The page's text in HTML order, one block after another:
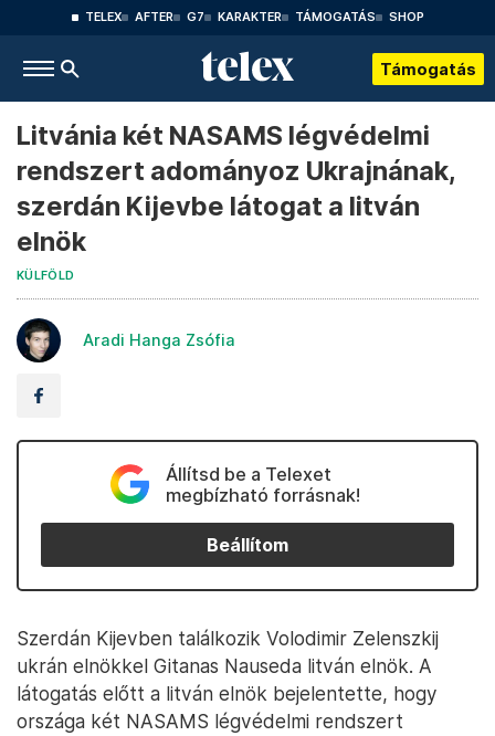
TELEX AFTER G7 KARAKTER TÁMOGATÁS SHOP
Támogatás
Litvánia két NASAMS légvédelmi
rendszert adományoz Ukrajnának,
szerdán Kijevbe látogat a litván
elnök
KÜLFÖLD
Aradi Hanga Zsófia
Állítsd be a Telexet
megbízható forrásnak!
Beállítom
Szerdán Kijevben találkozik Volodimir Zelenszkij
ukrán elnökkel Gitanas Nauseda litván elnök. A
látogatás előtt a litván elnök bejelentette, hogy
országa két NASAMS légvédelmi rendszert